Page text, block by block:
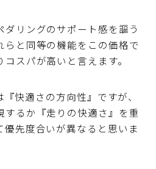
リングのサポート感を謳う
らと同等の機能をこの価格で
スパが高いと言えます。
『快適さの方向性』ですが、
するか『走りの快適さ』を重
先度合いが異なると思いま